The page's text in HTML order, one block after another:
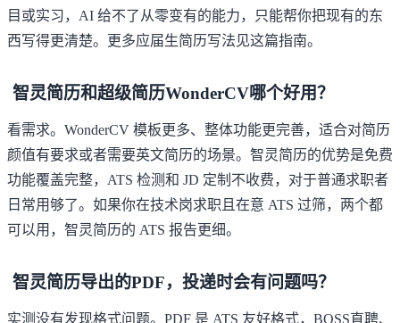
目或实习，AI 给不了从零变有的能力，只能帮你把现有的东
西写得更清楚。更多应届生简历写法见这篇指南。
智灵简历和超级简历WonderCV哪个好用？
看需求。WonderCV 模板更多、整体功能更完善，适合对简历
颜值有要求或者需要英文简历的场景。智灵简历的优势是免费
功能覆盖完整，ATS 检测和 JD 定制不收费，对于普通求职者
日常用够了。如果你在技术岗求职且在意 ATS 过筛，两个都
可以用，智灵简历的 ATS 报告更细。
智灵简历导出的PDF，投递时会有问题吗？
实测没有发现格式问题。PDF 是 ATS 友好格式，BOSS直聘、